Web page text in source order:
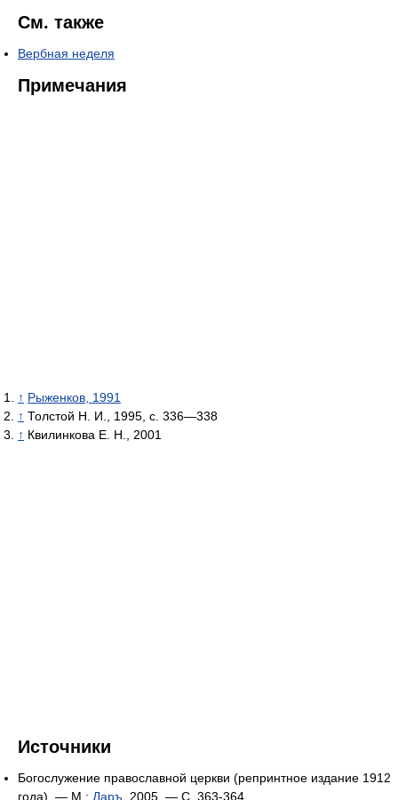
См. также
Вербная неделя
Примечания
↑ Рыженков, 1991
↑ Толстой H. И., 1995, с. 336—338
↑ Квилинкова Е. Н., 2001
Источники
Богослужение православной церкви (репринтное издание 1912
года). — М .: Даръ , 2005. — С. 363-364.